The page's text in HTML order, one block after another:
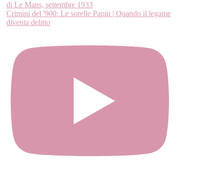
Crimini del '900: Le sorelle Papin | Quando il legame
diventa delitto